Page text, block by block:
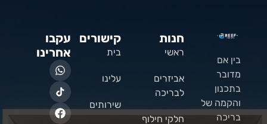
בין אם
מדובר
בתכנון
והקמה של
בריכה
חנות
ראשי
אביזרים
לבריכה
חלקי חילוף
קישורים
בית
עלינו
שירותים
עקבו
אחרינו